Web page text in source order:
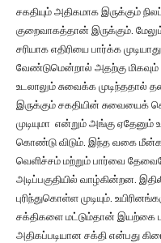
சகதியும் அதிகமாக இருக்கும்
குறைவாகத்தான் இருக்கும்.
சரியாக எதிரியை பார்க்க
வேண்டுமென்றால் அதற்கு
உடலாலும் சுவைக்க முடிந்ததால்
இருக்கும் சகதியின்
முடியுமா என்றும் அங்கு
கொண்டு விடும். இந்த வகை
வெளிச்சம் மற்றும் பார்வை
அடிப்பகுதியில் வாழ்கின்றன.
புரிந்துகொள்ள முடியும்.
சக்திகளை மட்டும்தான் இயற்கை
அதிகப்படியான சக்தி என்பது